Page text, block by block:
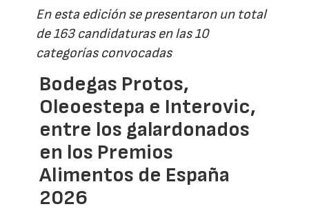
En esta edición se presentaron un total
de 163 candidaturas en las 10
categorías convocadas
Bodegas Protos,
Oleoestepa e Interovic,
entre los galardonados
en los Premios
Alimentos de España
2026